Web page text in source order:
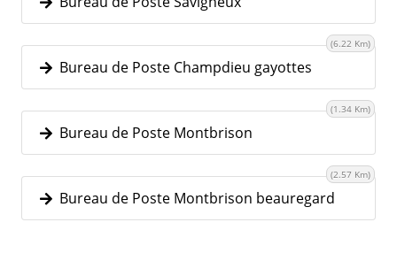
Bureau de Poste Champdieu gayottes
(6.22 Km)
Bureau de Poste Montbrison
(1.34 Km)
Bureau de Poste Montbrison beauregard
(2.57 Km)